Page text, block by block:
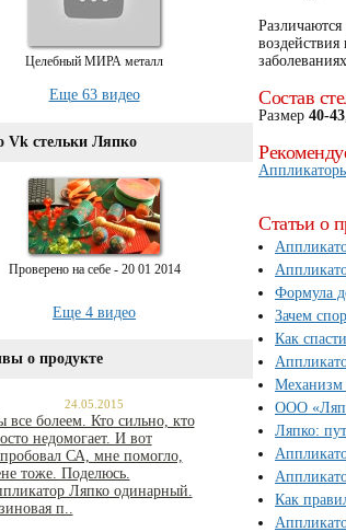
Целебный МИРА металл
Еще 63 видео
Vk стельки Ляпко
Проверено на себе - 20 01 2014
Еще 4 видео
о продукте
24.05.2015
все болеем. Кто сильно, кто
недомогает. И вот
СА, мне помогло,
тоже. Поделюсь.
Ляпко одинарный.
п..
Состав
Размер 40-43
Статьи о
Формула
Зачем
Как
Механизм
ООО
Ляпко:
Как